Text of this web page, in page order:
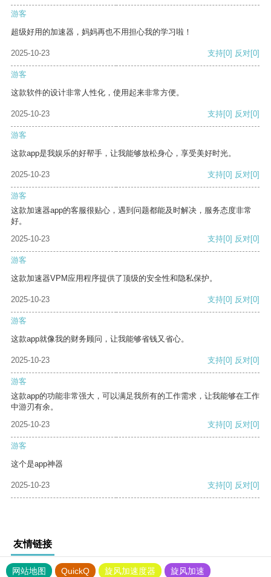
游客
超级好用的加速器，妈妈再也不用担心我的学习啦！
2025-10-23 支持[0] 反对[0]
游客
这款软件的设计非常人性化，使用起来非常方便。
2025-10-23 支持[0] 反对[0]
游客
这款app是我娱乐的好帮手，让我能够放松身心，享受美好时光。
2025-10-23 支持[0] 反对[0]
游客
这款加速器app的客服很贴心，遇到问题都能及时解决，服务态度非常
好。
2025-10-23
支持[0] 反对[0]
游客
这款加速器VPM应用程序提供了顶级的安全性和隐私保护。
2025-10-23 支持[0] 反对[0]
游客
这款app就像我的财务顾问，让我能够省钱又省心。
2025-10-23 支持[0] 反对[0]
游客
这款app的功能非常强大，可以满足我所有的工作需求，让我能够在工作
中游刃有余。
2025-10-23
支持[0] 反对[0]
游客
这个是app神器
2025-10-23 支持[0] 反对[0]
友情链接
网站地图 QuickQ 旋风加速度器 旋风加速